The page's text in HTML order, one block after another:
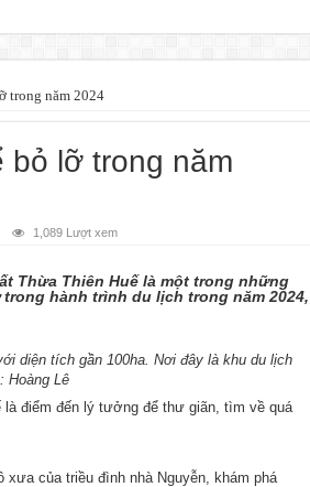
trong năm 2024
bỏ lỡ trong năm
1,089 Lượt xem
Thừa Thiên Huế là một trong những
hành trình du lịch trong năm 2024,
diện tích gần 100ha. Nơi đây là khu du lịch
Hoàng Lê
là điểm đến lý tưởng để thư giãn, tìm về quá
xưa của triều đình nhà Nguyễn, khám phá